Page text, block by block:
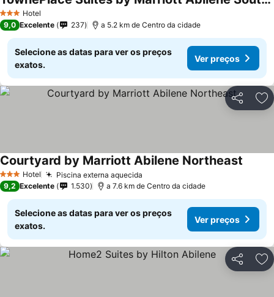
3 EstrelasHotel
9,0 Excelente 237 a 5.2 km de Centro da cidade
Selecione as datas para ver os preços
exatos.
Ver preços
Partilhar
3 EstrelasHotel Piscina externa aquecida
Courtyard by Marriott Abilene Northeast
9,2 Excelente 1.530 a 7.6 km de Centro da cidade
Selecione as datas para ver os preços
exatos.
Ver preços
Partilhar